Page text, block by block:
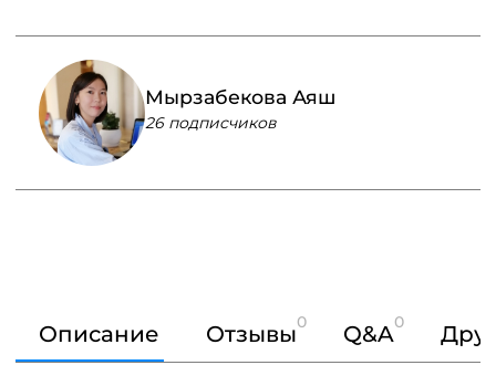
Мырзабекова Аяш
26 подписчиков
Описание Отзывы0 Q&A0